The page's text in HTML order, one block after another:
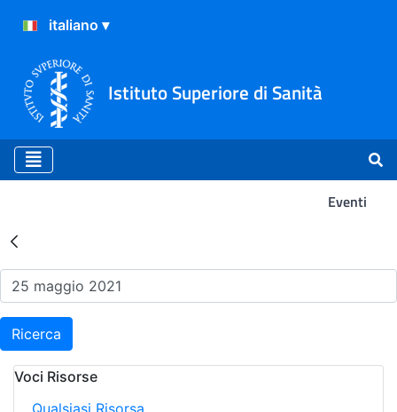
Istituto Superiore di Sanità
Eventi
Risultati della Ricerca -
Ricerca
Voci Risorse
Qualsiasi Risorsa